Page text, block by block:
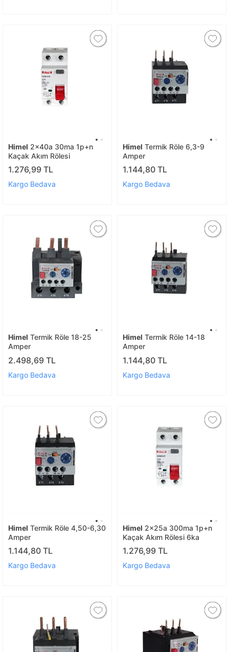
Himel 2x40a 30ma 1p+n
Kaçak Akım Rölesi
1.276,99 TL
Kargo Bedava
Himel Termik Röle 6,3-9
Amper
1.144,80 TL
Kargo Bedava
Himel Termik Röle 18-25
Amper
2.498,69 TL
Kargo Bedava
Himel Termik Röle 14-18
Amper
1.144,80 TL
Kargo Bedava
Himel Termik Röle 4,50-6,30
Amper
1.144,80 TL
Kargo Bedava
Himel 2x25a 300ma 1p+n
Kaçak Akım Rölesi 6ka
1.276,99 TL
Kargo Bedava